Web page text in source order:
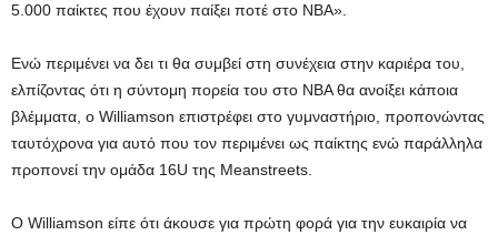
5.000 παίκτες που έχουν παίξει ποτέ στο ΝΒΑ».
Ενώ περιμένει να δει τι θα συμβεί στη συνέχεια στην καριέρα του,
ελπίζοντας ότι η σύντομη πορεία του στο ΝΒΑ θα ανοίξει κάποια
βλέμματα, ο Williamson επιστρέφει στο γυμναστήριο, προπονώντας
ταυτόχρονα για αυτό που τον περιμένει ως παίκτης ενώ παράλληλα
προπονεί την ομάδα 16U της Meanstreets.
Ο Williamson είπε ότι άκουσε για πρώτη φορά για την ευκαιρία να